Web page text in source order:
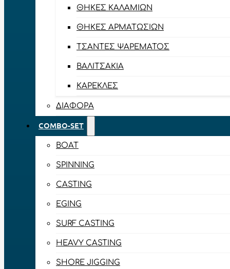
ΘΉΚΕΣ ΚΑΛΑΜΙΏΝ
ΘΉΚΕΣ ΑΡΜΑΤΩΣΙΏΝ
ΤΣΆΝΤΕΣ ΨΑΡΈΜΑΤΟΣ
ΒΑΛΙΤΣΆΚΙΑ
ΚΑΡΈΚΛΕΣ
ΔΙΆΦΟΡΑ
COMBO-SET
BOAT
SPINNING
CASTING
EGING
SURF CASTING
HEAVY CASTING
SHORE JIGGING